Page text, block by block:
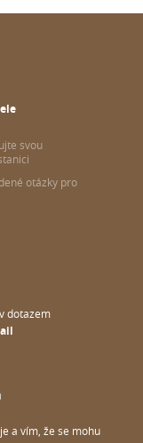
svou
otázky pro
dotazem
a vím, že se mohu